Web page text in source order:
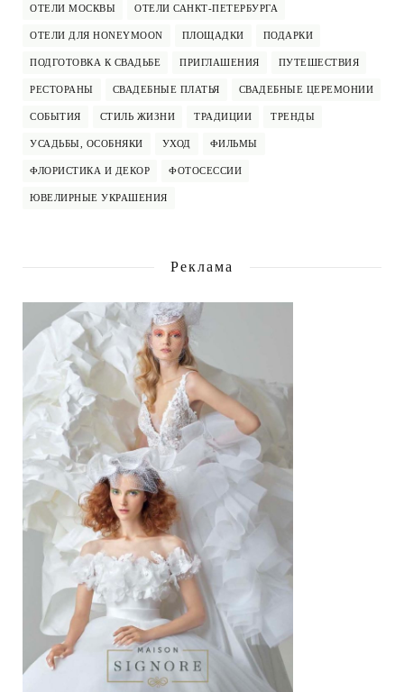
ОТЕЛИ МОСКВЫ ОТЕЛИ САНКТ-ПЕТЕРБУРГА
ОТЕЛИ ДЛЯ HONEYMOON ПЛОЩАДКИ ПОДАРКИ
ПОДГОТОВКА К СВАДЬБЕ ПРИГЛАШЕНИЯ ПУТЕШЕСТВИЯ
РЕСТОРАНЫ СВАДЕБНЫЕ ПЛАТЬЯ СВАДЕБНЫЕ ЦЕРЕМОНИИ
СОБЫТИЯ СТИЛЬ ЖИЗНИ ТРАДИЦИИ ТРЕНДЫ
УСАДЬБЫ, ОСОБНЯКИ УХОД ФИЛЬМЫ
ФЛОРИСТИКА И ДЕКОР ФОТОСЕССИИ
ЮВЕЛИРНЫЕ УКРАШЕНИЯ
Реклама